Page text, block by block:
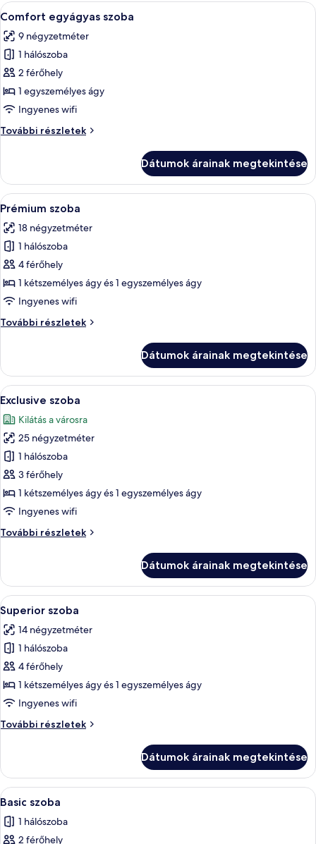
A
következő
szoba
összes
képének
megtekintése:
Comfort
szoba
Egy modern szállodai szoba,
7
Comfort egyágyas szoba
9 négyzetméter
1 hálószoba
2 férőhely
1 egyszemélyes ágy
Ingyenes wifi
További részletek
Comfort
részletei
Dátumok árainak megtekintése
A
következő
szoba
összes
képének
megtekintése:
Prémium
Egy modern szállodai szoba,
8
Prémium szoba
18 négyzetméter
1 hálószoba
4 férőhely
1 kétszemélyes ágy és 1 egyszemélyes ágy
Ingyenes wifi
További részletek
Prémium
Dátumok árainak megtekintése
A
következő
szoba
összes
képének
megtekintése:
Exclusive
szoba
Egy szállodai szoba két ággyal, egy
9
Exclusive szoba
Kilátás a városra
25 négyzetméter
1 hálószoba
3 férőhely
1 kétszemélyes ágy és 1 egyszemélyes ágy
Ingyenes wifi
További részletek
Exclusive
Dátumok árainak megtekintése
A
következő
szoba
összes
képének
megtekintése:
Superior
Egy modern szállodai szoba,
10
Superior szoba
14 négyzetméter
1 hálószoba
4 férőhely
1 kétszemélyes ágy és 1 egyszemélyes ágy
Ingyenes wifi
További részletek
Superior
Dátumok árainak megtekintése
A
következő
szoba
Basic szoba | Minibár, széf a
6
Basic szoba
1 hálószoba
2 férőhely